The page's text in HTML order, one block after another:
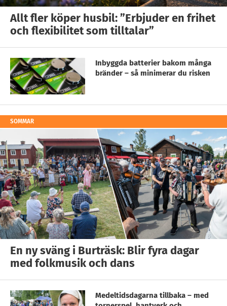
Allt fler köper husbil: ”Erbjuder en frihet
och flexibilitet som tilltalar”
Inbyggda batterier bakom många
bränder – så minimerar du risken
SOMMAR
En ny sväng i Burträsk: Blir fyra dagar
med folkmusik och dans
Medeltidsdagarna tillbaka – med